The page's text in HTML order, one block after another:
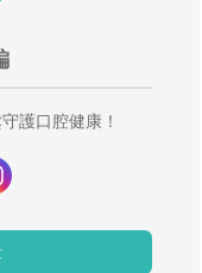
護口腔健康！